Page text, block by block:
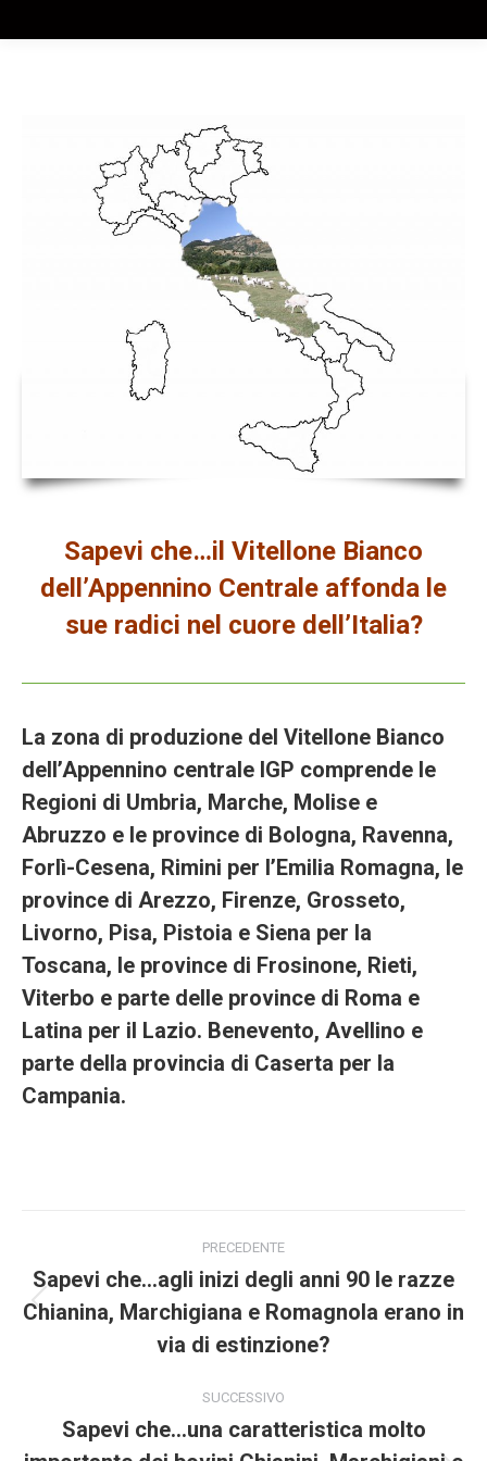
Sapevi che…il Vitellone Bianco
dell’Appennino Centrale affonda le
sue radici nel cuore dell’Italia?
La zona di produzione del Vitellone Bianco
dell’Appennino centrale IGP comprende le
Regioni di Umbria, Marche, Molise e
Abruzzo e le province di Bologna, Ravenna,
Forlì-Cesena, Rimini per l’Emilia Romagna, le
province di Arezzo, Firenze, Grosseto,
Livorno, Pisa, Pistoia e Siena per la
Toscana, le province di Frosinone, Rieti,
Viterbo e parte delle province di Roma e
Latina per il Lazio. Benevento, Avellino e
parte della provincia di Caserta per la
Campania.
navigation
PRECEDENTE
Previous
project:
Sapevi che…agli inizi degli anni 90 le razze
Chianina, Marchigiana e Romagnola erano in
via di estinzione?
SUCCESSIVO
Sapevi che…una caratteristica molto